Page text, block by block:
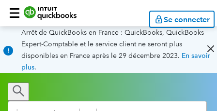
Se connecter
Arrêt de QuickBooks en France : QuickBooks, QuickBooks
Expert-Comptable et le service client ne seront plus
disponibles en France après le 29 décembre 2023. En savoir
plus.